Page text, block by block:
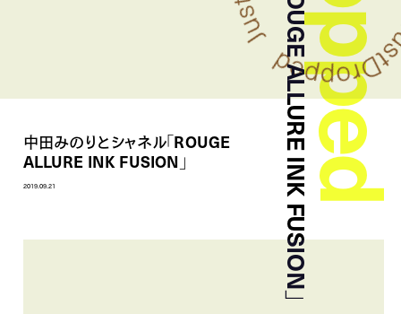
中田みのりとシャネル「ROUGE
ALLURE INK FUSION」
2019.09.21